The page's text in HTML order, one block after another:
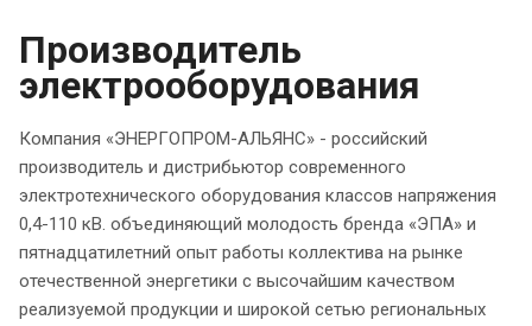
Производитель
электрооборудования
Компания «ЭНЕРГОПРОМ-АЛЬЯНС» - российский
производитель и дистрибьютор современного
электротехнического оборудования классов напряжения
0,4-110 кВ. объединяющий молодость бренда «ЭПА» и
пятнадцатилетний опыт работы коллектива на рынке
отечественной энергетики с высочайшим качеством
реализуемой продукции и широкой сетью региональных